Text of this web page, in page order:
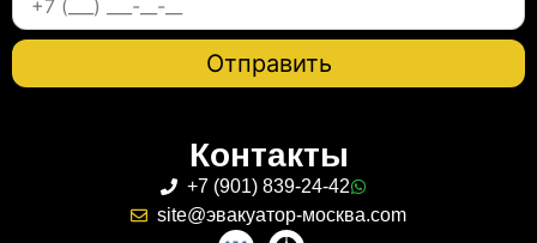
Контакты
+7 (901) 839-24-42
site@эвакуатор-москва.com